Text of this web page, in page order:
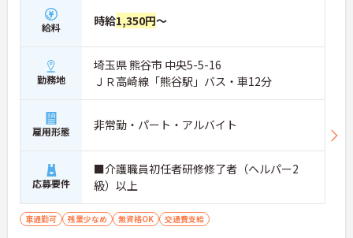
給料 時給1,350円～
勤務地
埼玉県 熊谷市 中央5-5-16
ＪＲ高崎線「熊谷駅」バス・車12分
雇用形態 非常勤・パート・アルバイト
応募要件
■介護職員初任者研修修了者（ヘルパー2
級）以上
車通勤可 残業少なめ 無資格OK 交通費支給